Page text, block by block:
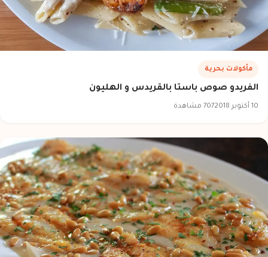
مأكولات بحرية
الفريدو صوص باستا بالقريدس و الهليون
10 أكتوبر 2018 707 مشاهدة